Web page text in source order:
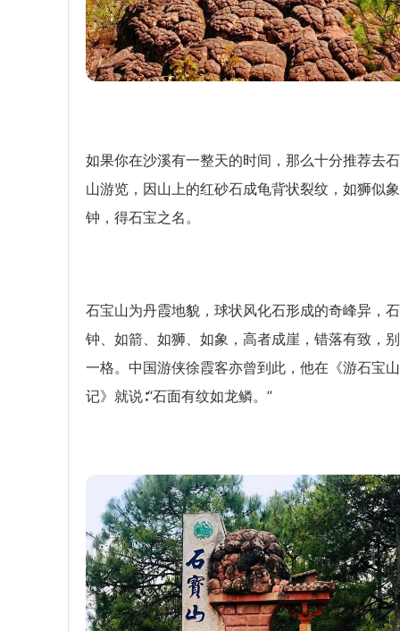
如果你在沙溪有一整天的时间，那么十分推荐去
山游览，因山上的红砂石成龟背状裂纹，如狮似
钟，得石宝之名。
石宝山为丹霞地貌，球状风化石形成的奇峰异，
钟、如箭、如狮、如象，高者成崖，错落有致，
一格。中国游侠徐霞客亦曾到此，他在《游石宝山
记》就说∶“石面有纹如龙鳞。”